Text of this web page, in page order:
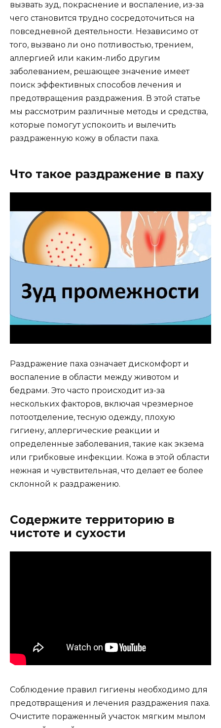
вызвать зуд, покраснение и воспаление, из-за
чего становится трудно сосредоточиться на
повседневной деятельности. Независимо от
того, вызвано ли оно потливостью, трением,
аллергией или каким-либо другим
заболеванием, решающее значение имеет
поиск эффективных способов лечения и
предотвращения раздражения. В этой статье
мы рассмотрим различные методы и средства,
которые помогут успокоить и вылечить
раздраженную кожу в области паха.
Что такое раздражение в паху
Раздражение паха означает дискомфорт и
воспаление в области между животом и
бедрами. Это часто происходит из-за
нескольких факторов, включая чрезмерное
потоотделение, тесную одежду, плохую
гигиену, аллергические реакции и
определенные заболевания, такие как экзема
или грибковые инфекции. Кожа в этой области
нежная и чувствительная, что делает ее более
склонной к раздражению.
Содержите территорию в
чистоте и сухости
Соблюдение правил гигиены необходимо для
предотвращения и лечения раздражения паха.
Очистите пораженный участок мягким мылом